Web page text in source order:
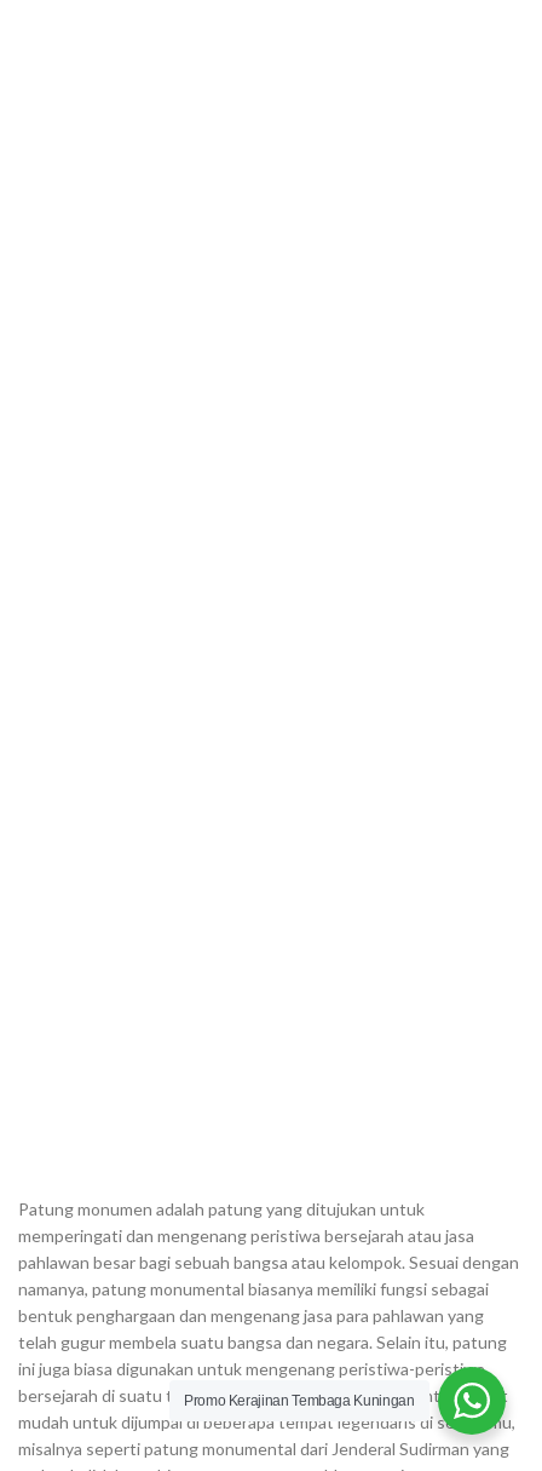
Patung monumen adalah patung yang ditujukan untuk
memperingati dan mengenang peristiwa bersejarah atau jasa
pahlawan besar bagi sebuah bangsa atau kelompok. Sesuai dengan
namanya, patung monumental biasanya memiliki fungsi sebagai
bentuk penghargaan dan mengenang jasa para pahlawan yang
telah gugur membela suatu bangsa dan negara. Selain itu, patung
ini juga biasa digunakan untuk mengenang peristiwa-peristiwa
bersejarah di suatu tempat tertentu. Patung monumental sangat
mudah untuk dijumpai di beberapa tempat legendaris di sekitarmu,
misalnya seperti patung monumental dari Jenderal Sudirman yang
Promo Kerajinan Tembaga Kuningan